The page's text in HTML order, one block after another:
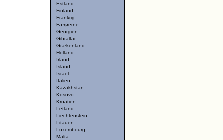
Estland
Finland
Frankrig
Færøerne
Georgien
Gibraltar
Grækenland
Holland
Irland
Island
Israel
Italien
Kazakhstan
Kosovo
Kroatien
Letland
Liechtenstein
Litauen
Luxembourg
Malta